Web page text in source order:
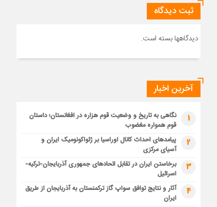
ثبت دیدگاه
دیدگاهها بسته است.
آخرین اخبار
1
نگاهی به تاریخ و وضعیت قوم هزاره در افغانستان؛ داستان
قوم همواره مغضوب
2
پیامدهای احداث کانال اوراسیا بر ژئواکونومیک ایران و
آسیای مرکزی
3
برخاستن ایران در تقابل اتحادهای جمهوری آذربایجان-ترکیه-
اسرائیل
4
آثار و نتایج توافق سواپ گاز ترکمنستان به آذربایجان از طریق
ایران